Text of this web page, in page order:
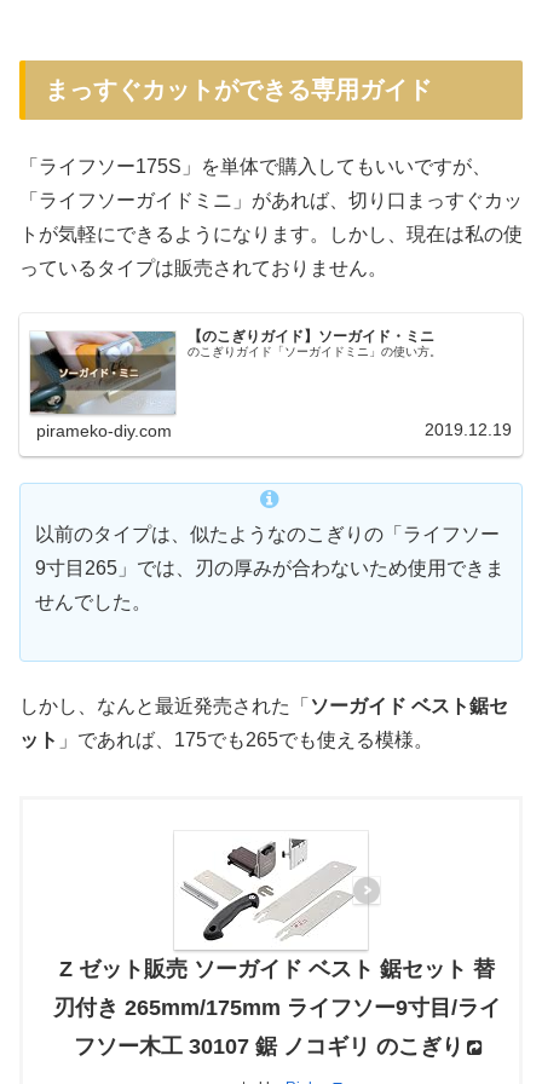
まっすぐカットができる専用ガイド
「ライフソー175S」を単体で購入してもいいですが、
「ライフソーガイドミニ」があれば、切り口まっすぐカッ
トが気軽にできるようになります。しかし、現在は私の使
っているタイプは販売されておりません。
【のこぎりガイド】ソーガイド・ミニ
のこぎりガイド「ソーガイドミニ」の使い方。
pirameko-diy.com 2019.12.19
以前のタイプは、似たようなのこぎりの「ライフソー
9寸目265」では、刃の厚みが合わないため使用できま
せんでした。
しかし、なんと最近発売された「 ソーガイド ベスト鋸セ
ット 」であれば、175でも265でも使える模様。
Z ゼット販売 ソーガイド ベスト 鋸セット 替
刃付き 265mm/175mm ライフソー9寸目/ライ
フソー木工 30107 鋸 ノコギリ のこぎり